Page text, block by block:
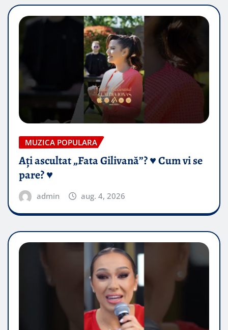
MUZICA POPULARA
Ați ascultat „Fata Gilivană”? ♥️ Cum vi se
pare? ♥️
admin aug. 4, 2026